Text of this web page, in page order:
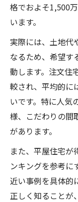
格でおよそ1,500
います。
実際には、土地代
なるため、希望す
動します。注文住
較され、平均的に
いです。特に人気
様、こだわりの間
があります。
また、平屋住宅が
ンキングを参考に
近い事例を具体的
正しく知ることが